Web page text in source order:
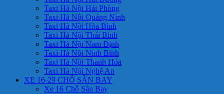
Taxi Hà Nội Hải Phòng
Taxi Hà Nội Quảng Ninh
Taxi Hà Nội Hòa Bình
Taxi Hà Nội Thái Binh
Taxi Hà Nội Nam Định
Taxi Hà Nội Ninh Bình
Taxi Hà Nội Thanh Hóa
Taxi Hà Nội Nghệ An
XE 16-29 CHỖ SÂN BAY
Xe 16 Chỗ Sân Bay